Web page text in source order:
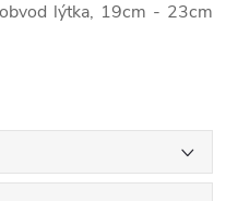
lýtka, 19cm - 23cm